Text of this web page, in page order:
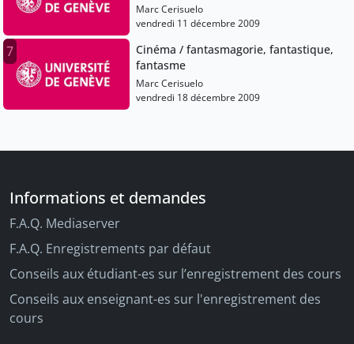
Marc Cerisuelo
vendredi 11 décembre 2009
7
Cinéma / fantasmagorie, fantastique,
fantasme
Marc Cerisuelo
vendredi 18 décembre 2009
Informations et demandes
F.A.Q. Mediaserver
F.A.Q. Enregistrements par défaut
Conseils aux étudiant-es sur l’enregistrement des cours
Conseils aux enseignant-es sur l'enregistrement des
cours